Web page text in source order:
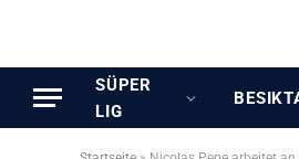
SÜPER
LIG